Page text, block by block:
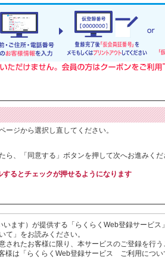
ジから選択し直してください。
ら、「同意する」ボタンを押して次へお進みくだ
するとチェックが押せるようになります
ます）が提供する「らくらくWeb登録サービス
」をお読みください。
れたお客様に限り、本サービスのご登録を行
様は「らくらくWeb登録サービス ご利用につ